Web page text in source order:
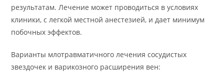
результатам. Лечение может проводиться в условиях
клиники, с легкой местной анестезией, и дает минимум
побочных эффектов.
Варианты млотравматичного лечения сосудистых
звездочек и варикозного расширения вен: